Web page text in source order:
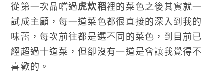
從第一次品嚐過虎炊稻裡的菜色之後其實就一
試成主顧，每一道菜色都很直接的深入到我的
味蕾，每次前往都是選不同的菜色，到目前已
經超過十道菜，但卻沒有一道是會讓我覺得不
喜歡的。